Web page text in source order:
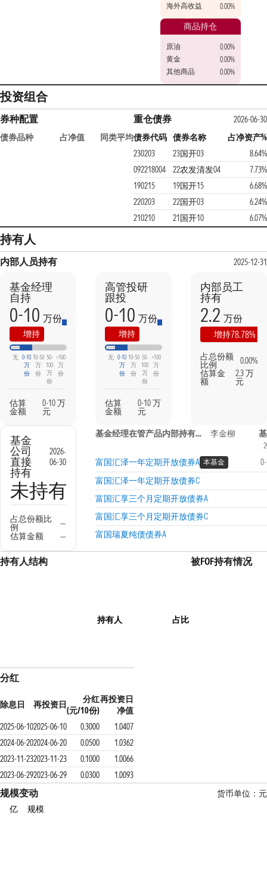
海外高收益
0.00%
商品持仓
原油
0.00%
黄金
0.00%
其他商品
0.00%
投资组合
券种配置
债券品种 占净值 同类平均
重仓债券
2026-06-30
债券代码 债券名称
占净资产%
230203
23国开03
8.64%
092218004
22农发清发04
7.73%
190215
19国开15
6.68%
220203
22国开03
6.24%
210210
21国开10 6.07%
持有人
内部人员持有 2025-12-31
基金经理
自持
0-10 万份
增持
无 0-10
万
份
10-50
万
份
50-
100
万
份
>100
万
份
估算
金额
0-10 万
元
高管投研
跟投
0-10 万份
增持
无 0-10
万
份
10-50
万
份
50-
100
万
份
>100
万
份
估算
金额
0-10 万
元
内部员工
持有
2.2 万份
增持78.78%
占总份额
比例
0.00%
估算金
额
2.3 万
元
基金
公司
直接
持有
2026-
06-30
未持有
占总份额比
例
—
估算金额
—
基金经理在管产品内部持有信息 李金柳
富国汇泽一年定期开放债券A 本基金
富国汇泽一年定期开放债券C
富国汇享三个月定期开放债券A
富国汇享三个月定期开放债券C
富国瑞夏纯债债券A
持有人结构
持有人 占比
被FOF持有情况
分红
除息日 再投资日
分红
(元/10份)
再投资日
净值
2025-06-102025-06-10 0.3000
1.0407
2024-06-202024-06-20 0.0500
1.0362
2023-11-232023-11-23 0.1000
1.0066
2023-06-292023-06-29 0.0300 1.0093
规模变动
货币单位：元
亿
规模